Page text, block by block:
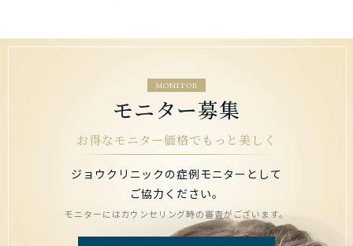
MONITOR
モニター募集
お得なモニター価格でもっと美しく
ジョウクリニックの症例モニターとして
ご協力ください。
モニターにはカウンセリング時の審査がございます。